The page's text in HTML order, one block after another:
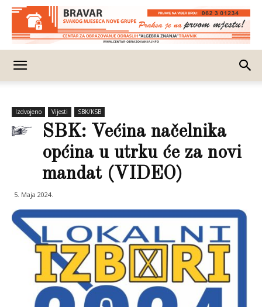
Izdvojeno Vijesti SBK/KSB
SBK: Većina načelnika
općina u utrku će za novi
mandat (VIDEO)
5. Maja 2024.